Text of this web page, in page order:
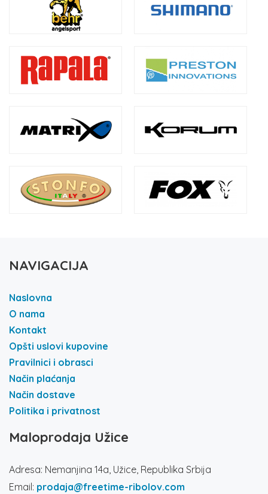
NAVIGACIJA
Naslovna
O nama
Kontakt
Opšti uslovi kupovine
Pravilnici i obrasci
Način plaćanja
Način dostave
Politika i privatnost
Maloprodaja Užice
Adresa: Nemanjina 14a, Užice, Republika Srbija
Email: prodaja@freetime-ribolov.com